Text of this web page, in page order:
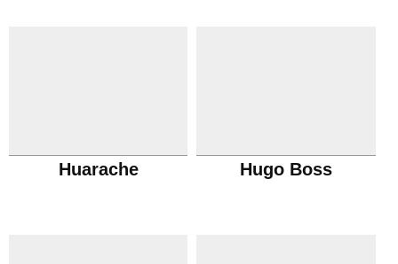
Huarache Hugo Boss